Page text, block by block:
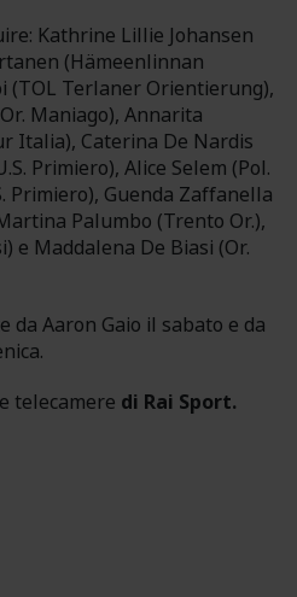
Kathrine Lillie Johansen
(Hämeenlinnan
(TOL Terlaner Orientierung),
Maniago), Annarita
Italia), Caterina De Nardis
Primiero), Alice Selem (Pol.
Primiero), Guenda Zaffanella
Palumbo (Trento Or.),
e Maddalena De Biasi (Or.
da Aaron Gaio il sabato e da
telecamere di Rai Sport.